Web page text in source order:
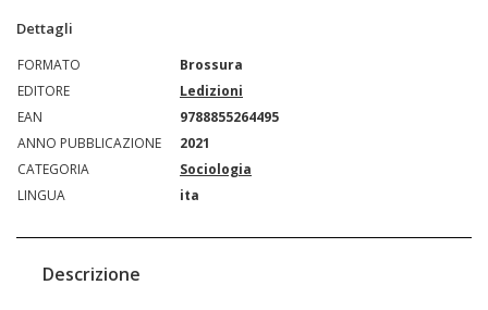
Dettagli
FORMATO
Brossura
EDITORE
Ledizioni
EAN
9788855264495
ANNO PUBBLICAZIONE
2021
CATEGORIA
Sociologia
LINGUA
ita
Descrizione